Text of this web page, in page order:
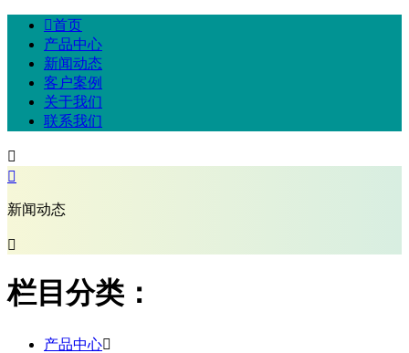
首页
产品中心
新闻动态
客户案例
关于我们
联系我们


新闻动态

栏目分类：
产品中心